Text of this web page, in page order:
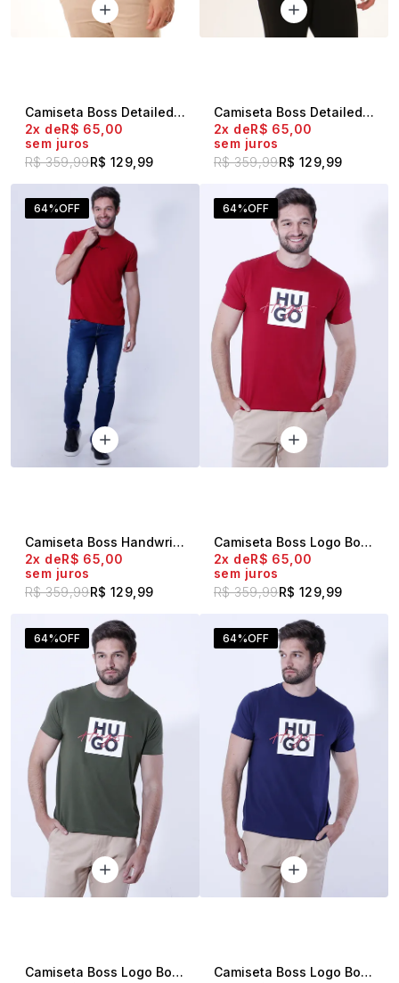
Camiseta Boss Detailed Sleeve Preto
R$ 359,99R$ 129,99
2x
R$ 65,00
sem juros
Camiseta Boss Detailed Sleeve Off White
R$ 359,99R$ 129,99
2x
R$ 65,00
sem juros
64%OFF
Camiseta Boss Handwritten Vermelha
R$ 359,99R$ 129,99
2x
R$ 65,00
sem juros
64%OFF
Camiseta Boss Logo Box Vermelha
R$ 359,99R$ 129,99
2x
R$ 65,00
sem juros
64%OFF
Camiseta Boss Logo Box Militar
64%OFF
Camiseta Boss Logo Box Marinho